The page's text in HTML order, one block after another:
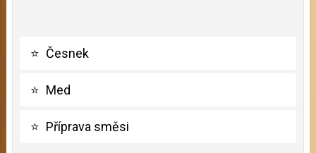
⭐ Česnek
⭐ Med
⭐ Příprava směsi